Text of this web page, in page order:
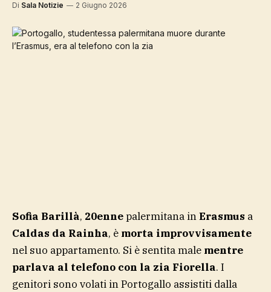
Di Sala Notizie 2 Giugno 2026
Sofia Barillà, 20ennepalermitana inErasmus a
Caldas da Rainha, è morta improvvisamente
nel suo appartamento. Si è sentita male mentre
parlava al telefono con la zia Fiorella. I
genitori sono volati in Portogallo assistiti dalla